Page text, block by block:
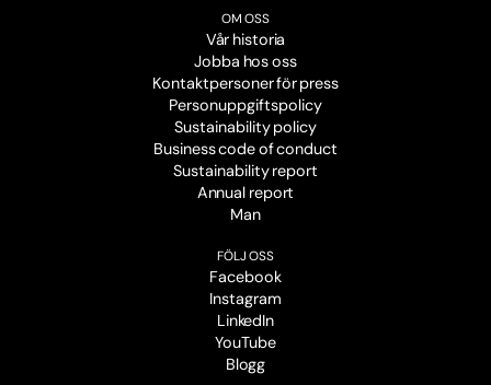
OM OSS
Vår historia
Jobba hos oss
Kontaktpersoner för press
Personuppgiftspolicy
Sustainability policy
Business code of conduct
Sustainability report
Annual report
Man
FÖLJ OSS
Facebook
Instagram
LinkedIn
YouTube
Blogg